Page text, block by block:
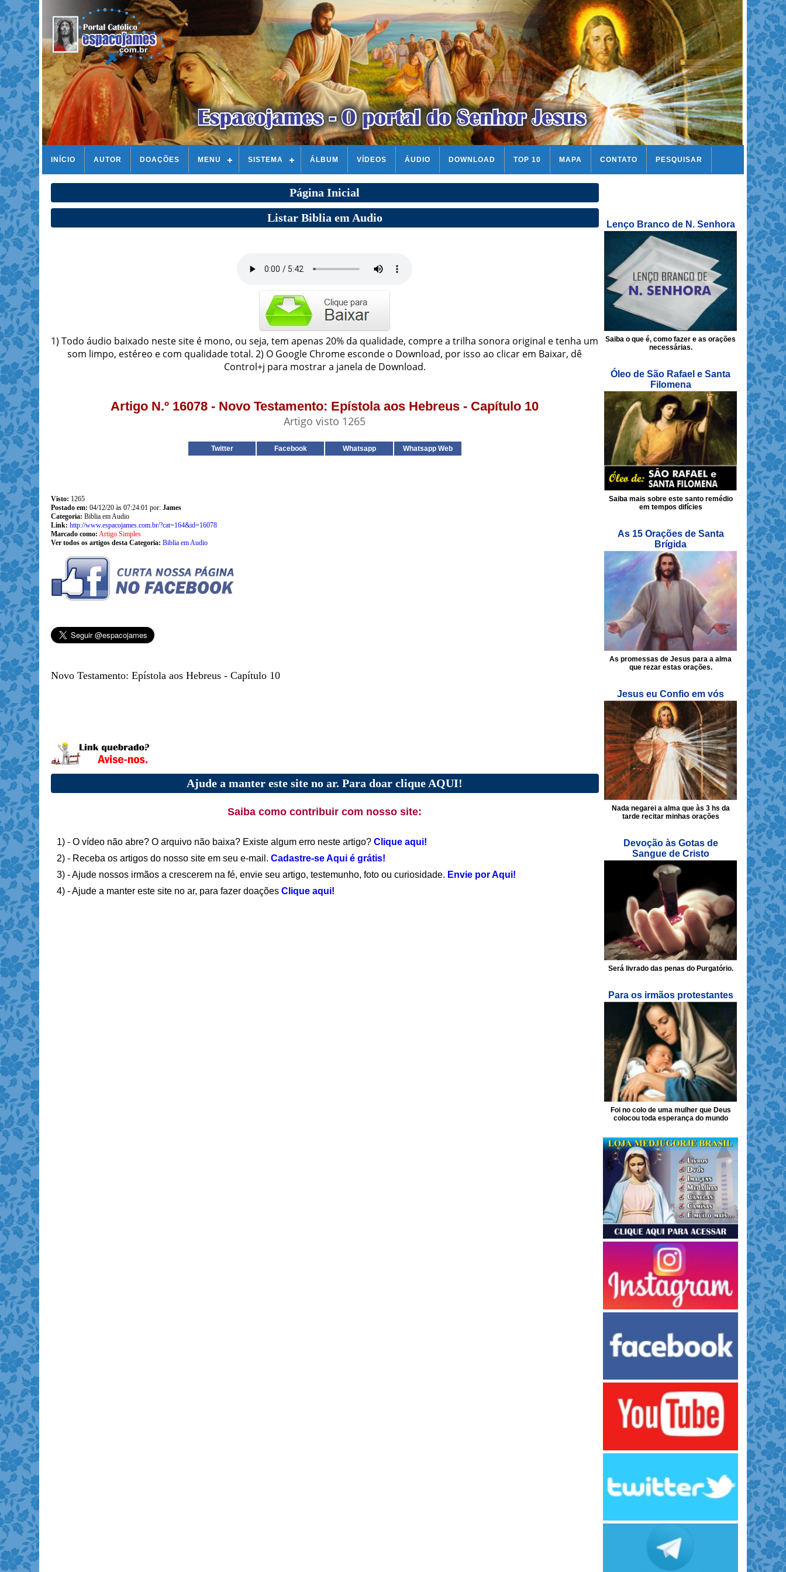
INÍCIO AUTOR DOAÇÕES MENU SISTEMA ÁLBUM VÍDEOS ÁUDIO DOWNLOAD TOP 10 MAPA CONTATO PESQUISAR
Página Inicial
Listar Biblia em Audio
1) Todo áudio baixado neste site é mono, ou seja, tem apenas 20% da qualidade, compre a trilha sonora original e tenha um
som limpo, estéreo e com qualidade total. 2) O Google Chrome esconde o Download, por isso ao clicar em Baixar, dê
Control+j para mostrar a janela de Download.
Artigo N.º 16078 - Novo Testamento: Epístola aos Hebreus - Capítulo 10
Artigo visto 1265
Twitter Facebook Whatsapp Whatsapp Web
Visto: 1265
Postado em: 04/12/20 às 07:24:01 por: James
Categoria: Biblia em Audio
Link: http://www.espacojames.com.br/?cat=164&id=16078
Marcado como: Artigo Simples
Ver todos os artigos desta Categoria: Biblia em Audio
Novo Testamento: Epístola aos Hebreus - Capítulo 10
Ajude a manter este site no ar. Para doar clique AQUI!
Saiba como contribuir com nosso site:
1) - O vídeo não abre? O arquivo não baixa? Existe algum erro neste artigo? Clique aqui!
2) - Receba os artigos do nosso site em seu e-mail. Cadastre-se Aqui é grátis!
3) - Ajude nossos irmãos a crescerem na fé, envie seu artigo, testemunho, foto ou curiosidade. Envie por Aqui!
4) - Ajude a manter este site no ar, para fazer doações Clique aqui!
Lenço Branco de N. Senhora
Saiba o que é, como fazer e as orações
necessárias.
Óleo de São Rafael e Santa
Filomena
Saiba mais sobre este santo remédio
em tempos difícies
As 15 Orações de Santa
Brígida
As promessas de Jesus para a alma
que rezar estas orações.
Jesus eu Confio em vós
Nada negarei a alma que às 3 hs da
tarde recitar minhas orações
Devoção às Gotas de
Sangue de Cristo
Será livrado das penas do Purgatório.
Para os irmãos protestantes
Foi no colo de uma mulher que Deus
colocou toda esperança do mundo